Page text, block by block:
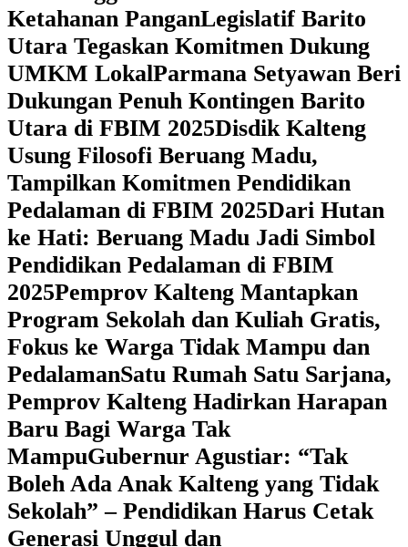
Ketahanan PanganLegislatif Barito
Utara Tegaskan Komitmen Dukung
UMKM LokalParmana Setyawan Beri
Dukungan Penuh Kontingen Barito
Utara di FBIM 2025Disdik Kalteng
Usung Filosofi Beruang Madu,
Tampilkan Komitmen Pendidikan
Pedalaman di FBIM 2025‎Dari Hutan
ke Hati: Beruang Madu Jadi Simbol
Pendidikan Pedalaman di FBIM
2025‎Pemprov Kalteng Mantapkan
Program Sekolah dan Kuliah Gratis,
Fokus ke Warga Tidak Mampu dan
Pedalaman‎Satu Rumah Satu Sarjana,
Pemprov Kalteng Hadirkan Harapan
Baru Bagi Warga Tak
Mampu‎Gubernur Agustiar: “Tak
Boleh Ada Anak Kalteng yang Tidak
Sekolah” – Pendidikan Harus Cetak
Generasi Unggul dan